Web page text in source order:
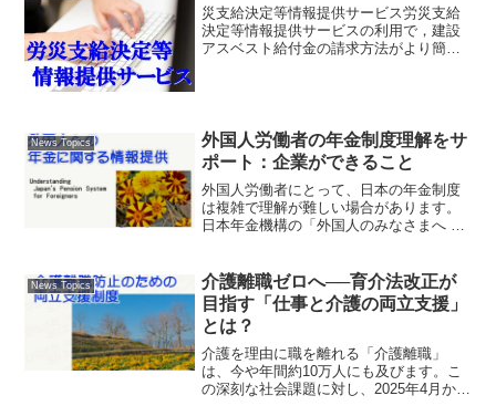
災支給決定等情報提供サービス労災支給
決定等情報提供サービスの利用で，建設
アスベスト給付金の請求方法がより簡易
News Topics
外国人労働者の年金制度理解をサ
ポート：企業ができること
外国人労働者にとって、日本の年金制度
は複雑で理解が難しい場合があります。
日本年金機構の「外国人のみなさまへ 年
語で提供しています。
News Topics
介護離職ゼロへ──育介法改正が
目指す「仕事と介護の両立支援」
とは？
介護を理由に職を離れる「介護離職」
は、今や年間約10万人にも及びます。こ
の深刻な社会課題に対し、2025年4月から